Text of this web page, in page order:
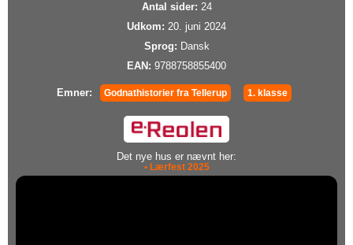
Antal sider: 24
Udkom: 20. juni 2024
Sprog: Dansk
EAN: 9788758855400
Emner: Godnathistorier fra Tellerup 1. klasse
Det nye hus er nævnt her:
• Lærfest 2025